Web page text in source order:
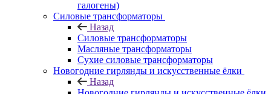
галогены)
Силовые трансформаторы
Назад
Силовые трансформаторы
Масляные трансформаторы
Сухие силовые трансформаторы
Новогодние гирлянды и искусственные ёлки
Назад